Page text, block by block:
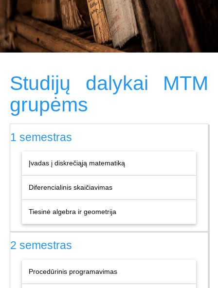
Studijų dalykai MTM
grupėms
1 semestras
Įvadas į diskrečiąją matematiką
Diferencialinis skaičiavimas
Tiesinė algebra ir geometrija
2 semestras
Procedūrinis programavimas